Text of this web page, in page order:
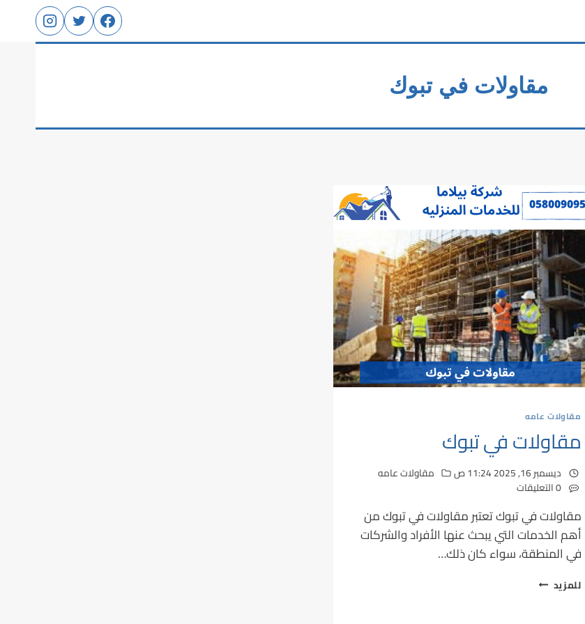
مقاولات في تبوك
مقاولات عامه
مقاولات في تبوك
ديسمبر 16, 2025 11:24 ص
مقاولات عامه
0 التعليقات
مقاولات في تبوك تعتبر مقاولات في تبوك من
أهم الخدمات التي يبحث عنها الأفراد والشركات
في المنطقة، سواء كان ذلك…
للمزيد